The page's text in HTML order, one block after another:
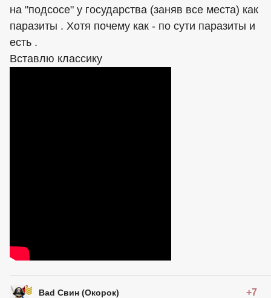
на "подсосе" у государства (заняв все места) как
паразиты . Хотя почему как - по сути паразиты и
есть .
Вставлю классику
Bad Свин (Окорок) +7